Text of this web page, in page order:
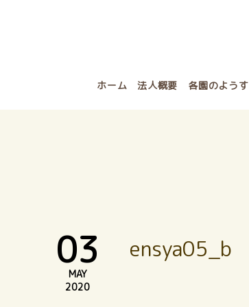
ホーム 法人概要 各園のようす
03
MAY
2020
ensya05_b